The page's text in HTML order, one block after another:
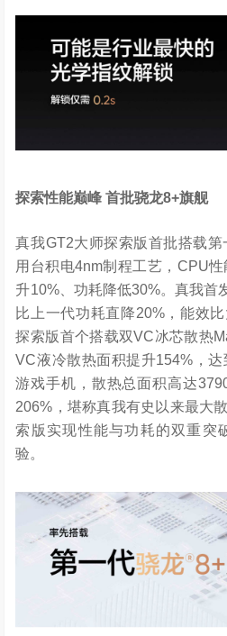
探索性能巅峰 首批骁龙8+旗舰
真我GT2大师探索版首批搭载
用台积电4nm制程工艺，CPU
升10%、功耗降低30%。真我首
比上一代功耗直降20%，能效
探索版首个搭载双VC冰芯散热
VC液冷散热面积提升154%，达
游戏手机，散热总面积高达
206%，堪称真我有史以来最大
索版实现性能与功耗的双重突
验。